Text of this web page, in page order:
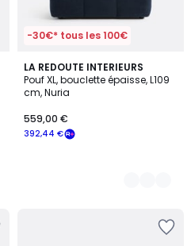
-30€* tous les 100€
LA REDOUTE INTERIEURS
Pouf XL, bouclette épaisse, L109
cm, Nuria
392,44 €
559,00 €
4
Couleurs